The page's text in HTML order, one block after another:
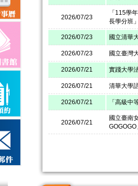
2026/07/23
「115學
長學分班
2026/07/23 國立清華
2026/07/23 國立臺灣
2026/07/21 實踐大學
2026/07/21 清華大學
2026/07/21 「高級
2026/07/21
國立臺南
GOGOGO